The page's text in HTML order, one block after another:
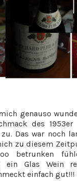
genauso
des
Das war noch
zu diesem
betrunken
ein Glas Wein
einfach gut!!!